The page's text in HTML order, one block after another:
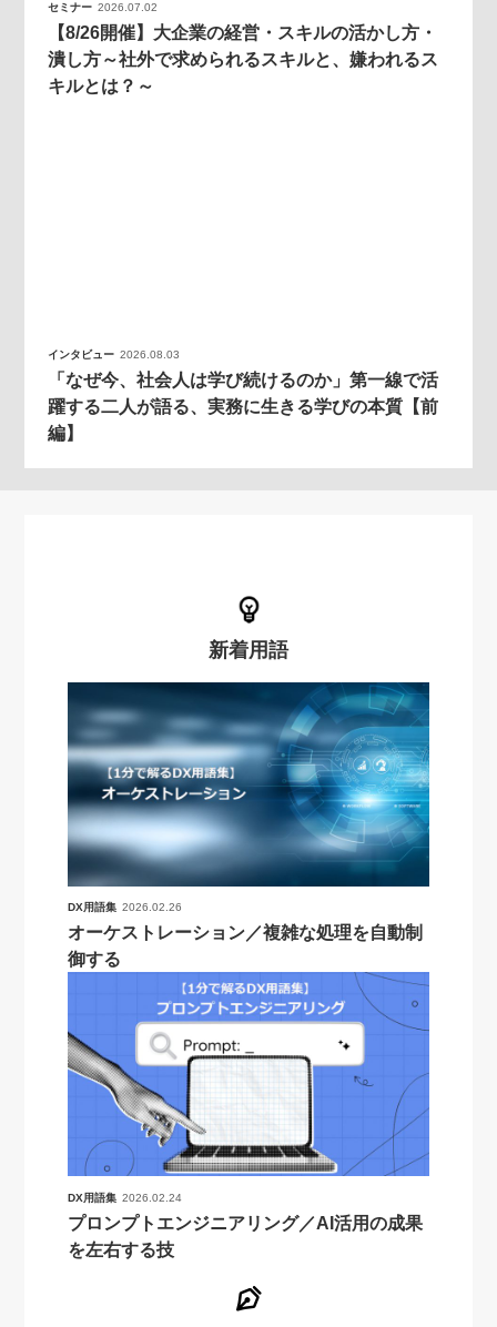
セミナー 2026.07.02
【8/26開催】大企業の経営・スキルの活かし方・
潰し方～社外で求められるスキルと、嫌われるス
キルとは？～
インタビュー 2026.08.03
「なぜ今、社会人は学び続けるのか」第一線で活
躍する二人が語る、実務に生きる学びの本質【前
編】
新着用語
DX用語集 2026.02.26
オーケストレーション／複雑な処理を自動制
御する
DX用語集 2026.02.24
プロンプトエンジニアリング／AI活用の成果
を左右する技